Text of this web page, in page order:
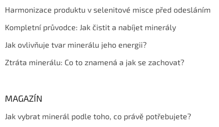
Harmonizace produktu v selenitové misce před odesláním
Kompletní průvodce: Jak čistit a nabíjet minerály
Jak ovlivňuje tvar minerálu jeho energii?
Ztráta minerálu: Co to znamená a jak se zachovat?
MAGAZÍN
Jak vybrat minerál podle toho, co právě potřebujete?